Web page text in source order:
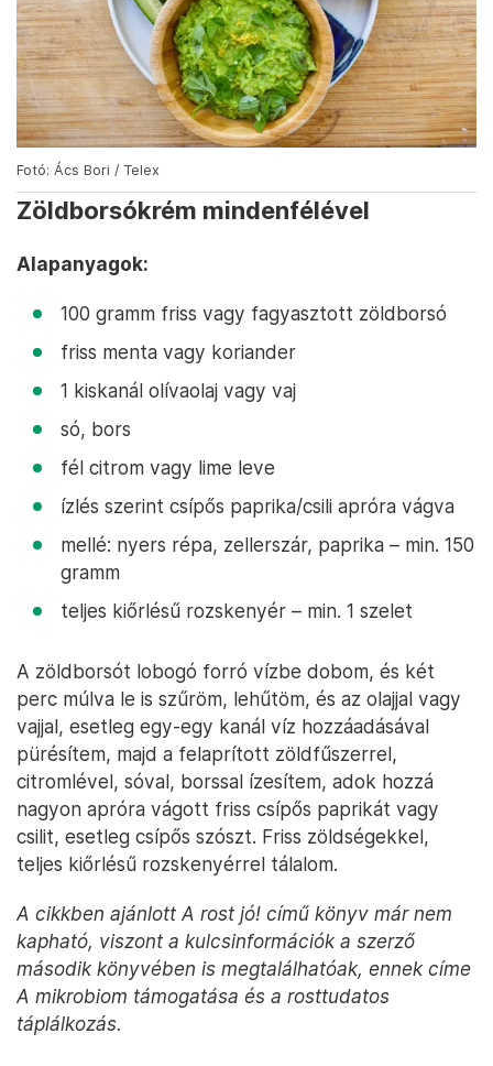
Fotó: Ács Bori / Telex
Zöldborsókrém mindenfélével
Alapanyagok:
100 gramm friss vagy fagyasztott zöldborsó
friss menta vagy koriander
1 kiskanál olívaolaj vagy vaj
só, bors
fél citrom vagy lime leve
ízlés szerint csípős paprika/csili apróra vágva
mellé: nyers répa, zellerszár, paprika – min. 150
gramm
teljes kiőrlésű rozskenyér – min. 1 szelet
A zöldborsót lobogó forró vízbe dobom, és két
perc múlva le is szűröm, lehűtöm, és az olajjal vagy
vajjal, esetleg egy-egy kanál víz hozzáadásával
pürésítem, majd a felaprított zöldfűszerrel,
citromlével, sóval, borssal ízesítem, adok hozzá
nagyon apróra vágott friss csípős paprikát vagy
csilit, esetleg csípős szószt. Friss zöldségekkel,
teljes kiőrlésű rozskenyérrel tálalom.
A cikkben ajánlott A rost jó! című könyv már nem
kapható, viszont a kulcsinformációk a szerző
második könyvében is megtalálhatóak, ennek címe
A mikrobiom támogatása és a rosttudatos
táplálkozás.